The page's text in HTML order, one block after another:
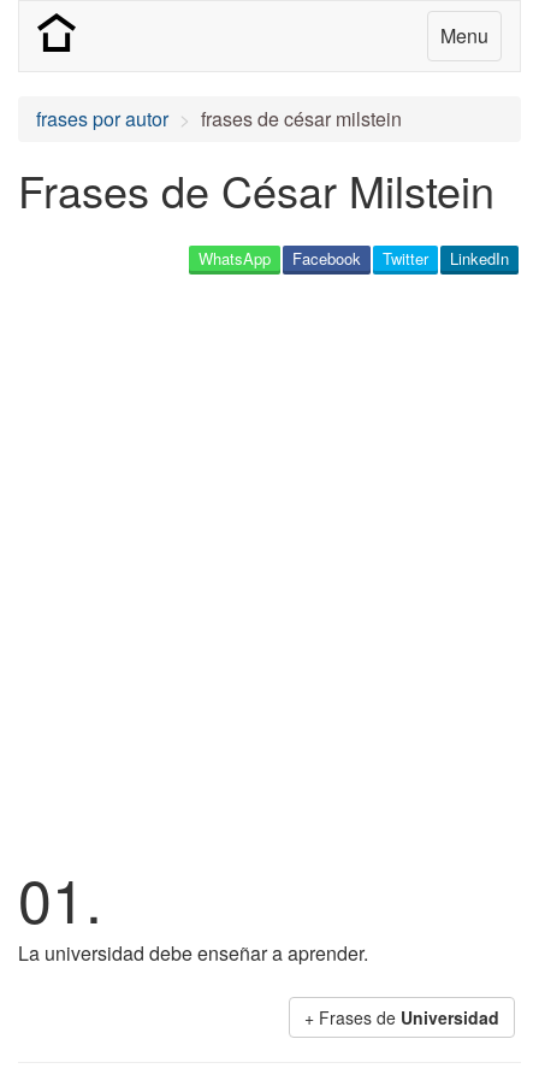
Menu
frases por autor frases de césar milstein
Frases de César Milstein
LinkedIn
Twitter
Facebook
WhatsApp
01.
La universidad debe enseñar a aprender.
+ Frases de Universidad